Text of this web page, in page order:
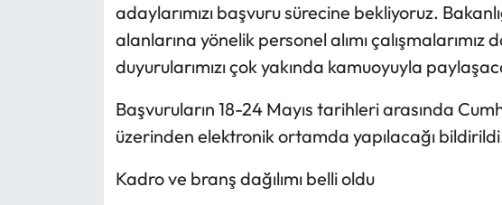
adaylarımızı başvuru sürecine bekliyoruz.
alanlarına yönelik personel alımı
duyurularımızı çok yakında kamuoyuyla
Başvuruların 18-24 Mayıs tarihleri arasında
üzerinden elektronik ortamda yapılacağı
Kadro ve branş dağılımı belli oldu